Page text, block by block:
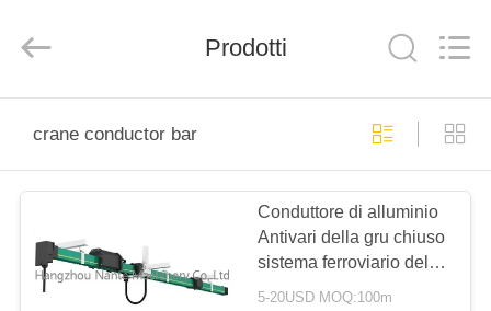
PRODOTTI
SU
Eqiupment
Co.,Ltd..
Reserved.
Prodotti
crane conductor bar
Conduttore di alluminio
Antivari della gru chiuso
sistema ferroviario del
conduttore di Unipole di
5-20USD MOQ:100m